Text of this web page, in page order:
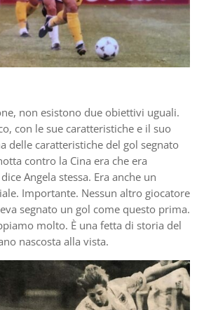
non esistono due obiettivi uguali.
con le sue caratteristiche e il suo
delle caratteristiche del gol segnato
contro la Cina era che era
Angela stessa. Era anche un
Importante. Nessun altro giocatore
segnato un gol come questo prima.
molto. È una fetta di storia del
nascosta alla vista.